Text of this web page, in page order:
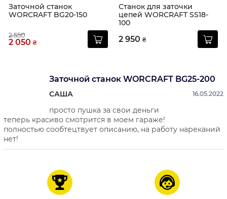
Заточной станок
WORCRAFT BG20-150
2 550
2 050 ₴
Станок для заточки
цепей WORCRAFT SS18-
100
2 950 ₴
Заточной станок WORCRAFT BG25-200
САША 16.05.2022
просто пушка за свои деньги
теперь красиво смотрится в моем гараже!
полностью сообтецтвует описанию, на работу нареканий
нет!